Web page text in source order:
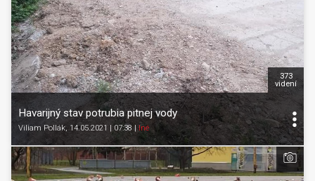
Havarijný stav potrubia pitnej vody
Viliam Pollák, 14.05.2021 | 07:38|Iné
373
videní